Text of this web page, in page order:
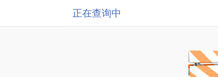
正在查询中